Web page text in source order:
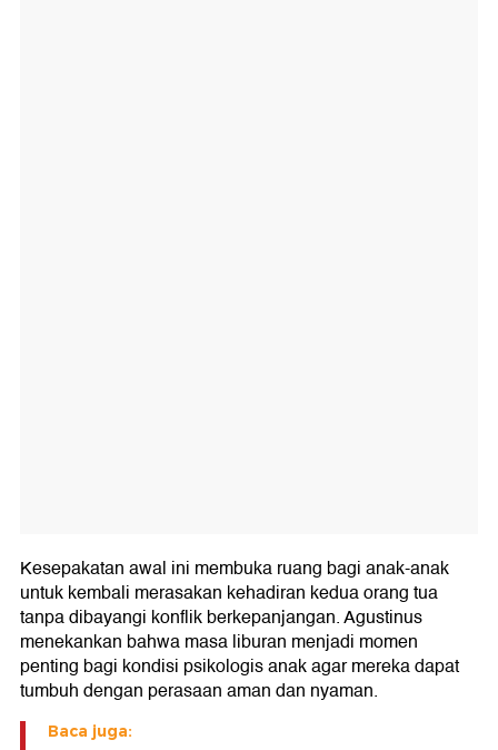
Kesepakatan awal ini membuka ruang bagi anak-anak
untuk kembali merasakan kehadiran kedua orang tua
tanpa dibayangi konflik berkepanjangan. Agustinus
menekankan bahwa masa liburan menjadi momen
penting bagi kondisi psikologis anak agar mereka dapat
tumbuh dengan perasaan aman dan nyaman.
Baca juga: